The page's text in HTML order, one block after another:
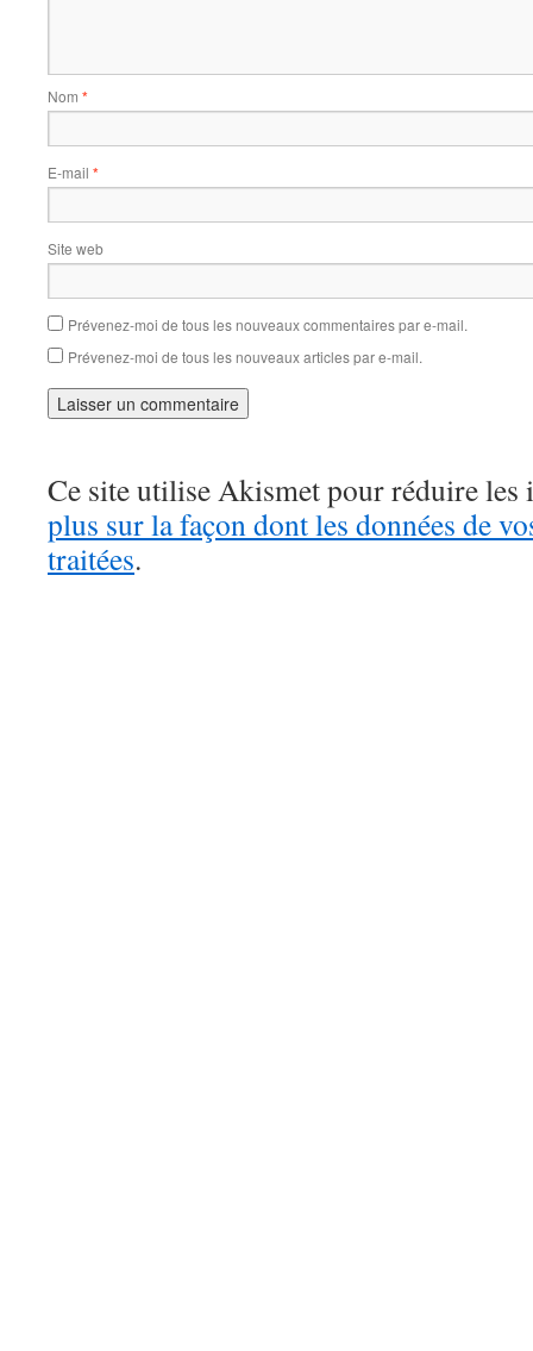
Nom *
E-mail *
Site web
Prévenez-moi de tous les nouveaux commentaires par e-mail.
Prévenez-moi de tous les nouveaux articles par e-mail.
Ce site utilise Akismet pour réduire les
plus sur la façon dont les données de
traitées.